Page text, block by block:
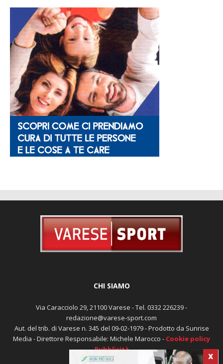
X
CHI SIAMO
Via Caracciolo 29, 21100 Varese - Tel. 0332 226239 -
redazione@varese-sport.com
Aut. del trib. di Varese n. 345 del 09-02-1979 - Prodotto da Sunrise
Media - Direttore Responsabile: Michele Marocco - Cookie policy
Pubblicità